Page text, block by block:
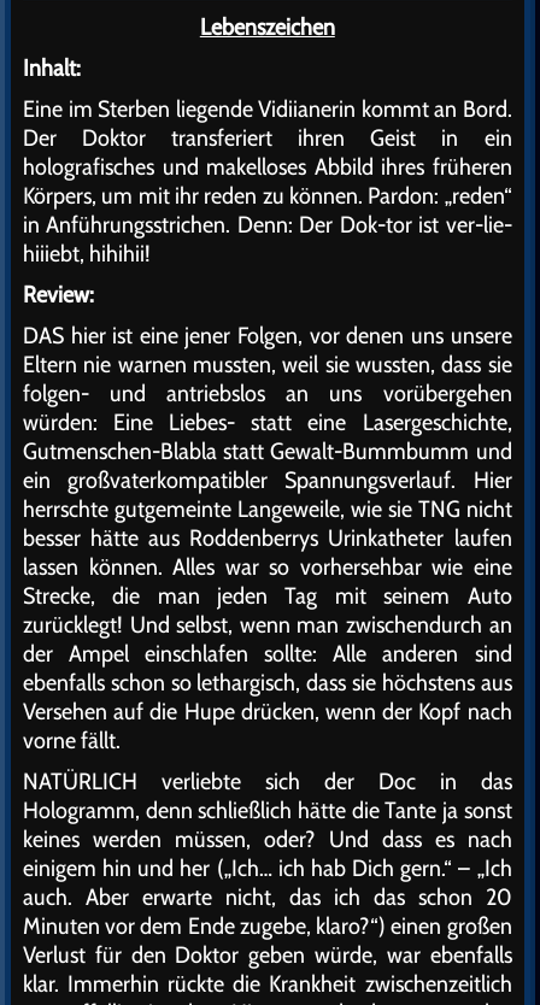
Lebenszeichen
Inhalt:
Eine im Sterben liegende Vidiianerin kommt an Bord.
Der Doktor transferiert ihren Geist in ein
holografisches und makelloses Abbild ihres früheren
Körpers, um mit ihr reden zu können. Pardon: „reden“
in Anführungsstrichen. Denn: Der Dok-tor ist ver-lie-
hiiiebt, hihihii!
Review:
DAS hier ist eine jener Folgen, vor denen uns unsere
Eltern nie warnen mussten, weil sie wussten, dass sie
folgen- und antriebslos an uns vorübergehen
würden: Eine Liebes- statt eine Lasergeschichte,
Gutmenschen-Blabla statt Gewalt-Bummbumm und
ein großvaterkompatibler Spannungsverlauf. Hier
herrschte gutgemeinte Langeweile, wie sie TNG nicht
besser hätte aus Roddenberrys Urinkatheter laufen
lassen können. Alles war so vorhersehbar wie eine
Strecke, die man jeden Tag mit seinem Auto
zurücklegt! Und selbst, wenn man zwischendurch an
der Ampel einschlafen sollte: Alle anderen sind
ebenfalls schon so lethargisch, dass sie höchstens aus
Versehen auf die Hupe drücken, wenn der Kopf nach
vorne fällt.
NATÜRLICH verliebte sich der Doc in das
Hologramm, denn schließlich hätte die Tante ja sonst
keines werden müssen, oder? Und dass es nach
einigem hin und her („Ich… ich hab Dich gern.“ – „Ich
auch. Aber erwarte nicht, das ich das schon 20
Minuten vor dem Ende zugebe, klaro?“) einen großen
Verlust für den Doktor geben würde, war ebenfalls
klar. Immerhin rückte die Krankheit zwischenzeitlich